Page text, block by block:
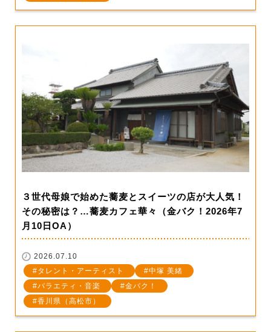
３世代母娘で始めた蕎麦とスイーツの店が大人気！
その秘密は？…蕎麦カフェ華々（金バク！2026年7
月10日OA）
2026.07.10
タレント・アーティスト
中塚 美緒
バラエティ・音楽
金バク！
香川県（高松市）